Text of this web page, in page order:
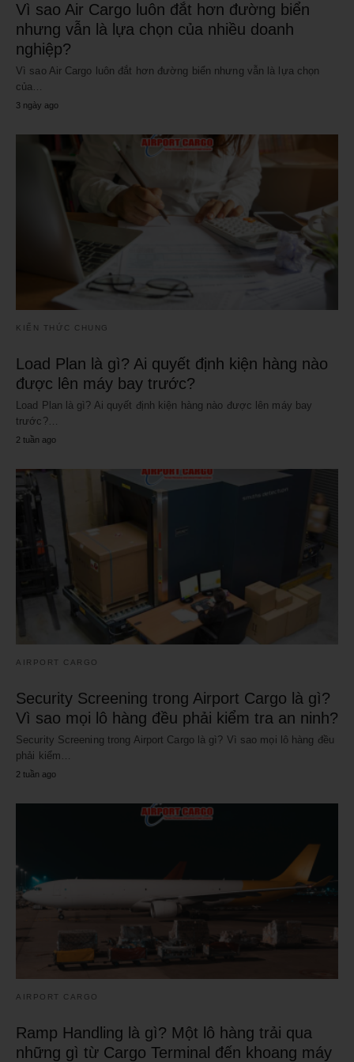
Vì sao Air Cargo luôn đắt hơn đường biển
nhưng vẫn là lựa chọn của nhiều doanh
nghiệp?
Vì sao Air Cargo luôn đắt hơn đường biển nhưng vẫn là lựa chọn
của…
3 ngày ago
KIẾN THỨC CHUNG
Load Plan là gì? Ai quyết định kiện hàng nào
được lên máy bay trước?
Load Plan là gì? Ai quyết định kiện hàng nào được lên máy bay
trước?…
2 tuần ago
AIRPORT CARGO
Security Screening trong Airport Cargo là gì?
Vì sao mọi lô hàng đều phải kiểm tra an ninh?
Security Screening trong Airport Cargo là gì? Vì sao mọi lô hàng đều
phải kiểm…
2 tuần ago
AIRPORT CARGO
Ramp Handling là gì? Một lô hàng trải qua
những gì từ Cargo Terminal đến khoang máy